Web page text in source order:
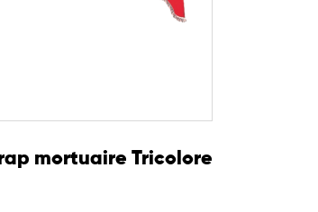
mortuaire Tricolore